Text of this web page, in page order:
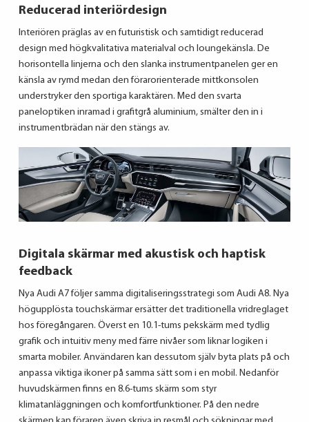
Reducerad interiördesign
Interiören präglas av en futuristisk och samtidigt reducerad
design med högkvalitativa materialval och loungekänsla. De
horisontella linjerna och den slanka instrumentpanelen ger en
känsla av rymd medan den förarorienterade mittkonsolen
understryker den sportiga karaktären. Med den svarta
paneloptiken inramad i grafitgrå aluminium, smälter den in i
instrumentbrädan när den stängs av.
Digitala skärmar med akustisk och haptisk
feedback
Nya Audi A7 följer samma digitaliseringsstrategi som Audi A8. Nya
högupplösta touchskärmar ersätter det traditionella vridreglaget
hos föregångaren. Överst en 10.1-tums pekskärm med tydlig
grafik och intuitiv meny med färre nivåer som liknar logiken i
smarta mobiler. Användaren kan dessutom själv byta plats på och
anpassa viktiga ikoner på samma sätt som i en mobil. Nedanför
huvudskärmen finns en 8.6-tums skärm som styr
klimatanläggningen och komfortfunktioner. På den nedre